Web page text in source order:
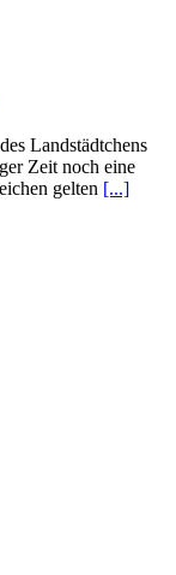
Landstädtchens
Zeit noch eine
gelten [...]